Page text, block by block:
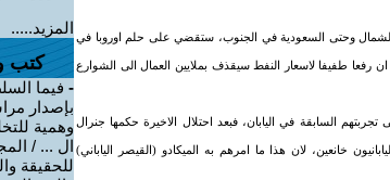
الشمال وحتى السعودية في الجنوب، ستقضي على حلم اوروبا في
رفعا طفيفا لاسعار النفط سيقذف بملايين العمال الى الشوارع
السابقة في اليابان، فبعد احتلال الاخيرة حكمها جنرال
خانعين، لان هذا ما امرهم به الميكادو (القيصر الياباني)
المزيد.....
كتب
- فيما
بإصدار
وهمية
ال ... /
للحقيقة